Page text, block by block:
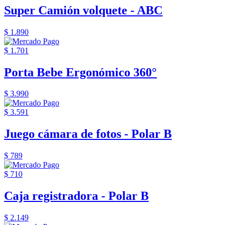
Super Camión volquete - ABC
$ 1.890
$ 1.701
Porta Bebe Ergonómico 360°
$ 3.990
$ 3.591
Juego cámara de fotos - Polar B
$ 789
$ 710
Caja registradora - Polar B
$ 2.149